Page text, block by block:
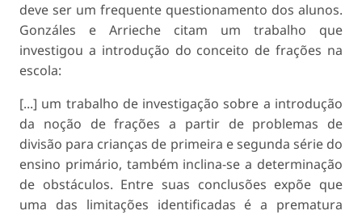
deve ser um frequente questionamento dos alunos.
Gonzáles e Arrieche citam um trabalho que
investigou a introdução do conceito de frações na
escola:
[...] um trabalho de investigação sobre a introdução
da noção de frações a partir de problemas de
divisão para crianças de primeira e segunda série do
ensino primário, também inclina-se a determinação
de obstáculos. Entre suas conclusões expõe que
uma das limitações identificadas é a prematura